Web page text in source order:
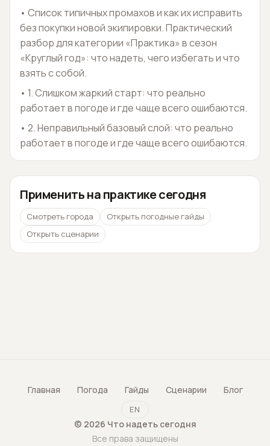
• Список типичных промахов и как их исправить
без покупки новой экипировки. Практический
разбор для категории «Практика» в сезон
«Круглый год»: что надеть, чего избегать и что
взять с собой.
• 1. Слишком жаркий старт: что реально
работает в погоде и где чаще всего ошибаются.
• 2. Неправильный базовый слой: что реально
работает в погоде и где чаще всего ошибаются.
Применить на практике сегодня
Смотреть города
Открыть погодные гайды
Открыть сценарии
Главная Погода Гайды Сценарии Блог
EN
© 2026 Что надеть сегодня
Все права защищены